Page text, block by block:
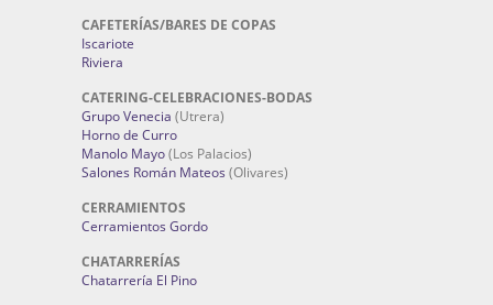
CAFETERÍAS/BARES DE COPAS
Iscariote
Riviera
CATERING-CELEBRACIONES-BODAS
Grupo Venecia (Utrera)
Horno de Curro
Manolo Mayo(Los Palacios)
Salones Román Mateos (Olivares)
CERRAMIENTOS
Cerramientos Gordo
CHATARRERÍAS
Chatarrería El Pino